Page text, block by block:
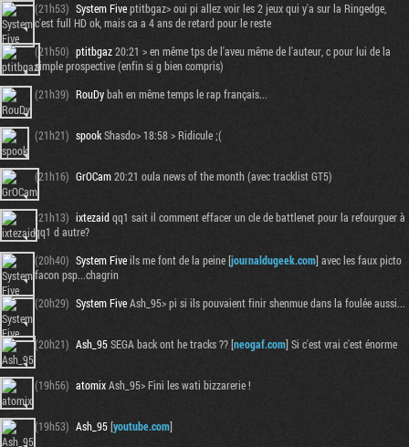
(21h53) System Fiveptitbgaz> oui pi allez voir les 2 jeux qui y'a sur la Ringedge,
c'est full HD ok, mais ca a 4 ans de retard pour le reste
(21h50) ptitbgaz20:21 > en même tps de l'aveu même de l'auteur, c pour lui de la
simple prospective (enfin si g bien compris)
(21h39) RouDybah en même temps le rap français...
(21h21) spookShasdo> 18:58 > Ridicule ;(
(21h16) GrOCam20:21 oula news of the month (avec tracklist GT5)
(21h13) ixtezaidqq1 sait il comment effacer un cle de battlenet pour la refourguer à
qq1 d autre?
(20h40) System Fiveils me font de la peine [journaldugeek.com] avec les faux picto
facon psp...chagrin
(20h29) System FiveAsh_95> pi si ils pouvaient finir shenmue dans la foulée aussi...
(20h21) Ash_95SEGA back ont he tracks ?? [neogaf.com] Si c'est vrai c'est énorme
(19h56) atomixAsh_95> Fini les wati bizzarerie !
(19h53) Ash_95[youtube.com]